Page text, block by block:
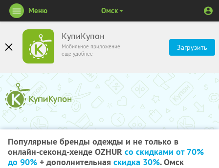
КупиКупон
Мобильное приложение
ещё удобнее
Загрузить
Меню Омск
Популярные бренды одежды и не только в
онлайн-секонд-хенде OZHUR со скидками от 70%
до 90% + дополнительная скидка 30%. Омск